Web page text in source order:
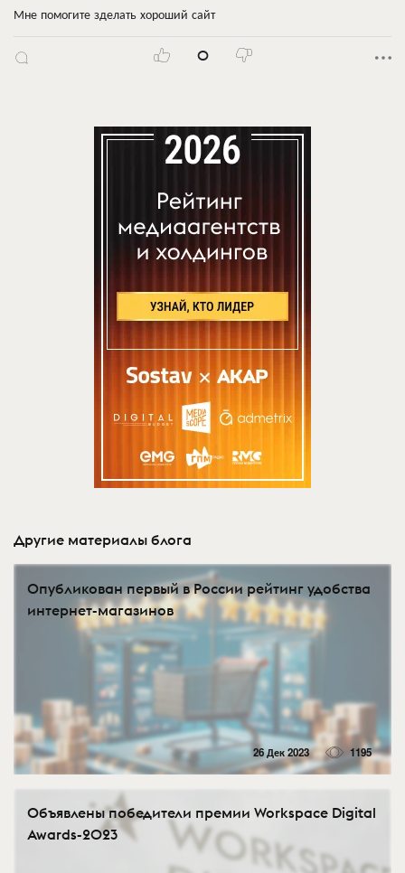
Мне помогите зделать хороший сайт
0
Другие материалы блога
Опубликован первый в России рейтинг удобства
интернет-магазинов
26 Дек 2023 1195
Объявлены победители премии Workspace Digital
Awards-2023